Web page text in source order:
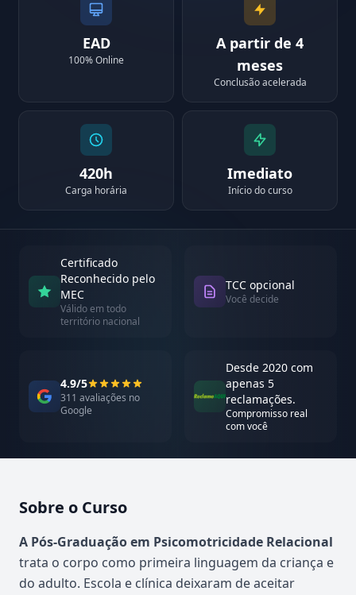
EAD
100% Online
A partir de 4
meses
Conclusão acelerada
420h
Carga horária
Imediato
Início do curso
Certificado
Reconhecido pelo
MEC
Válido em todo
território nacional
TCC opcional
Você decide
4.9/5
311 avaliações no
Google
Desde 2020 com
apenas 5
reclamações.
Compromisso real
com você
Sobre o Curso
Atualizado em abril de 2026
A Pós-Graduação em Psicomotricidade Relacional
trata o corpo como primeira linguagem da criança e
do adulto. Escola e clínica deixaram de aceitar